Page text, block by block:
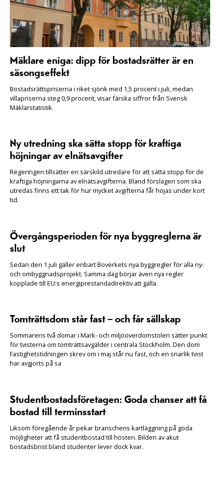
Mäklare eniga: dipp för bostadsrätter är en
säsongseffekt
Bostadsrättspriserna i riket sjönk med 1,5 procent i juli, medan
villapriserna steg 0,9 procent, visar färska siffror från Svensk
Mäklarstatistik.
Ny utredning ska sätta stopp för kraftiga
höjningar av elnätsavgifter
Regeringen tillsätter en särskild utredare för att sätta stopp för de
kraftiga höjningarna av elnätsavgifterna. Bland förslagen som ska
utredas finns ett tak för hur mycket avgifterna får höjas under kort
tid.
Övergångsperioden för nya byggreglerna är
slut
Sedan den 1 juli gäller enbart Boverkets nya byggregler för alla ny-
och ombyggnadsprojekt. Samma dag börjar även nya regler
kopplade till EU:s energiprestandadirektiv att gälla.
Tomträttsdom står fast – och får sällskap
Sommarens två domar i Mark- och miljööverdomstolen sätter punkt
för tvisterna om tomträttsavgälder i centrala Stockholm. Den dom
Fastighetstidningen skrev om i maj står nu fast, och en snarlik tvist
har avgjorts på sa
Studentbostadsföretagen: Goda chanser att få
bostad till terminsstart
Liksom föregående år pekar branschens kartläggning på goda
möjligheter att få studentbostad till hösten. Bilden av akut
bostadsbrist bland studenter lever dock kvar.